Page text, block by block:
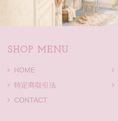
SHOP MENU
HOME
特定商取引法
CONTACT